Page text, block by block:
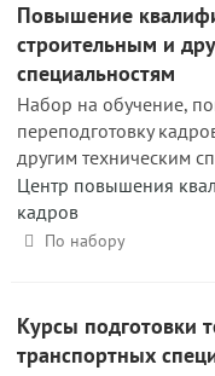
Повышение
строительным и
специальностям
Набор на обучение,
переподготовку
другим техническим
Центр повышения
кадров
По набору
Курсы подготовки
транспортных